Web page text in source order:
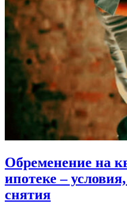
Обременение на
ипотеке –
снятия